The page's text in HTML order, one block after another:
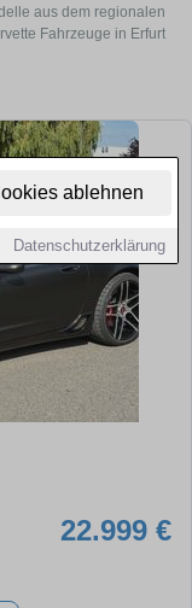
ablehnen
Datenschutzerklärung
aus dem regionalen
Fahrzeuge in Erfurt
22.999 €